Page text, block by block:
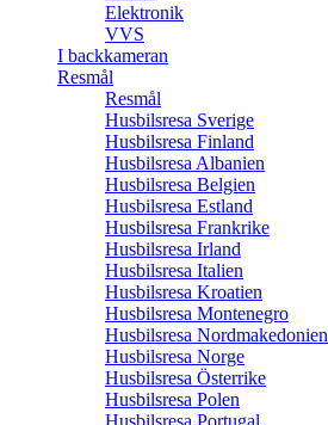
Elektronik
VVS
I backkameran
Resmål
Resmål
Husbilsresa Sverige
Husbilsresa Finland
Husbilsresa Albanien
Husbilsresa Belgien
Husbilsresa Estland
Husbilsresa Frankrike
Husbilsresa Irland
Husbilsresa Italien
Husbilsresa Kroatien
Husbilsresa Montenegro
Husbilsresa Nordmakedonien
Husbilsresa Norge
Husbilsresa Österrike
Husbilsresa Polen
Husbilsresa Portugal